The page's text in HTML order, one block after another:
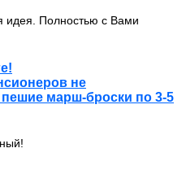
идея. Полностью с Вами
не
марш-броски по 3-5